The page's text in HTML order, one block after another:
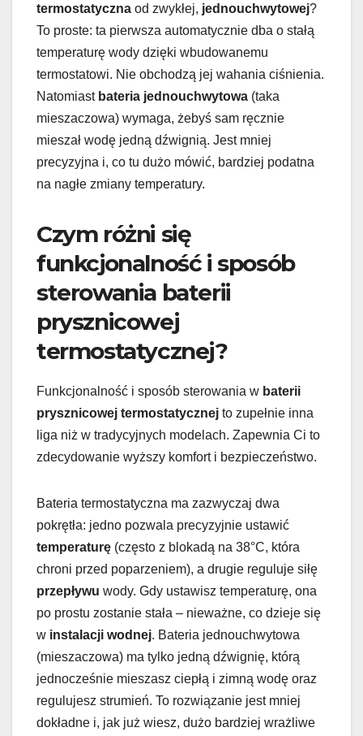
termostatyczna od zwykłej, jednouchwytowej?
To proste: ta pierwsza automatycznie dba o stałą
temperaturę wody dzięki wbudowanemu
termostatowi. Nie obchodzą jej wahania ciśnienia.
Natomiast bateria jednouchwytowa (taka
mieszaczowa) wymaga, żebyś sam ręcznie
mieszał wodę jedną dźwignią. Jest mniej
precyzyjna i, co tu dużo mówić, bardziej podatna
na nagłe zmiany temperatury.
Czym różni się
funkcjonalność i sposób
sterowania baterii
prysznicowej
termostatycznej?
Funkcjonalność i sposób sterowania w baterii
prysznicowej termostatycznej to zupełnie inna
liga niż w tradycyjnych modelach. Zapewnia Ci to
zdecydowanie wyższy komfort i bezpieczeństwo.
Bateria termostatyczna ma zazwyczaj dwa
pokrętła: jedno pozwala precyzyjnie ustawić
temperaturę (często z blokadą na 38°C, która
chroni przed poparzeniem), a drugie reguluje siłę
przepływu wody. Gdy ustawisz temperaturę, ona
po prostu zostanie stała – nieważne, co dzieje się
w instalacji wodnej. Bateria jednouchwytowa
(mieszaczowa) ma tylko jedną dźwignię, którą
jednocześnie mieszasz ciepłą i zimną wodę oraz
regulujesz strumień. To rozwiązanie jest mniej
dokładne i, jak już wiesz, dużo bardziej wrażliwe